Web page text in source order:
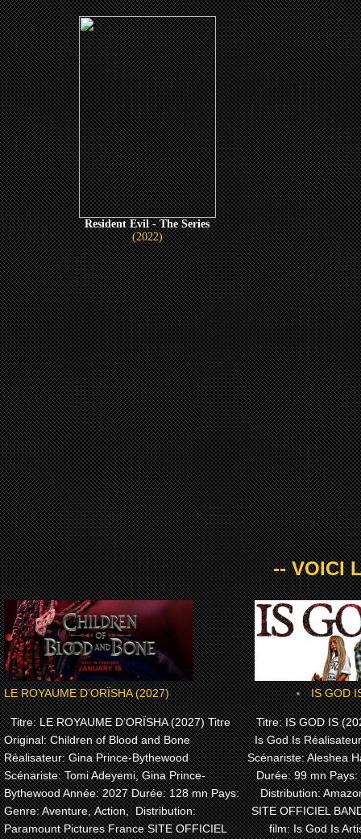
Resident Evil - The Series
(2022)
-- VOICI
LE ROYAUME D’ORÏSHA (2027)
Titre: LE ROYAUME D’ORÏSHA (2027) Titre
Original: Children of Blood and Bone
Réalisateur: Gina Prince-Bythewood
Scénariste: Tomi Adeyemi, Gina Prince-
Bythewood Année: 2027 Durée: 128 mn Pays:
Genre: Aventure, Action, Distribution:
Paramount Pictures France SITE OFFICIEL
IS GOD
Titre: IS GOD IS
Is God Is
Scénariste: Aleshea
Durée: 99 mn
Distribution:
SITE OFFICIEL
film: Is God Is